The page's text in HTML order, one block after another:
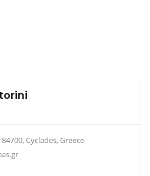
Cyclades, Greece